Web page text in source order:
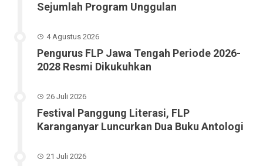
Sejumlah Program Unggulan
4 Agustus 2026
Pengurus FLP Jawa Tengah Periode 2026-
2028 Resmi Dikukuhkan
26 Juli 2026
Festival Panggung Literasi, FLP
Karanganyar Luncurkan Dua Buku Antologi
21 Juli 2026